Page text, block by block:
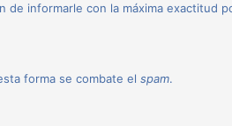
de informarle con la máxima exactitud
forma se combate elspam.